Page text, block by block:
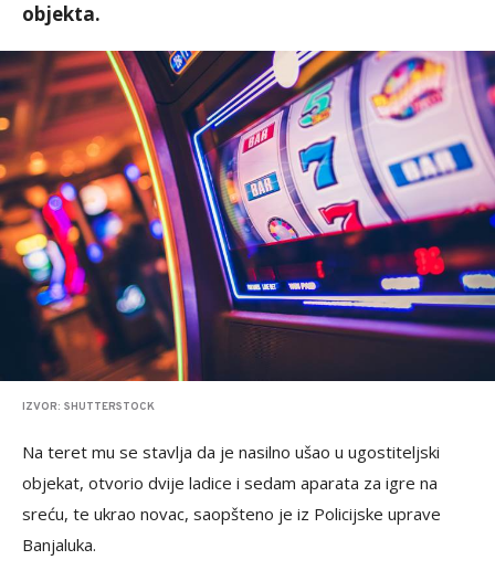
objekta.
IZVOR: SHUTTERSTOCK
Na teret mu se stavlja da je nasilno ušao u ugostiteljski
objekat, otvorio dvije ladice i sedam aparata za igre na
sreću, te ukrao novac, saopšteno je iz Policijske uprave
Banjaluka.